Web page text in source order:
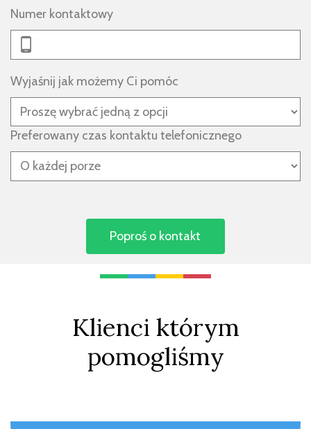
Numer kontaktowy
Wyjaśnij jak możemy Ci pomóc
Preferowany czas kontaktu telefonicznego
Klienci którym
pomogliśmy